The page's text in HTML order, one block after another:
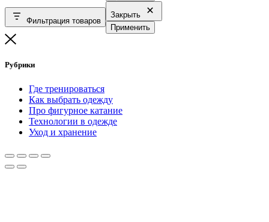
Фильтрация товаров
Закрыть
Применить
Рубрики
Где тренироваться
Как выбрать одежду
Про фигурное катание
Технологии в одежде
Уход и хранение